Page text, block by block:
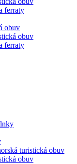
ferraty
obuv
obuv
ferraty
turistická obuv
obuv